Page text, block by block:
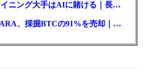
赤字転落のBTCマイニング大手はAIに賭ける｜長期負債17.8億ドル
マイニング大手MARA、採掘BTCの91%を売却｜純損失6億ドル